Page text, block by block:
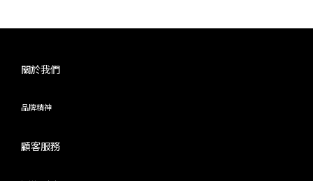
關於我們
品牌精神
顧客服務